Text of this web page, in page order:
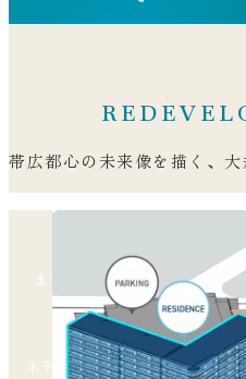
帯広都心の未来像を描く、
まちの中心部に生まれる、
所。
ホテル・商業施設・住宅・広